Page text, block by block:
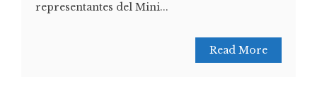
representantes del Mini...
Read More